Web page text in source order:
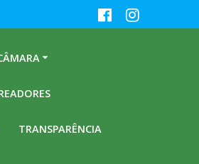
TRANSPARÊNCIA